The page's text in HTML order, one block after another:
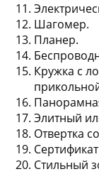
Шагомер.
Планер.
Кружка с
Элитный
Отвертка
Стильный